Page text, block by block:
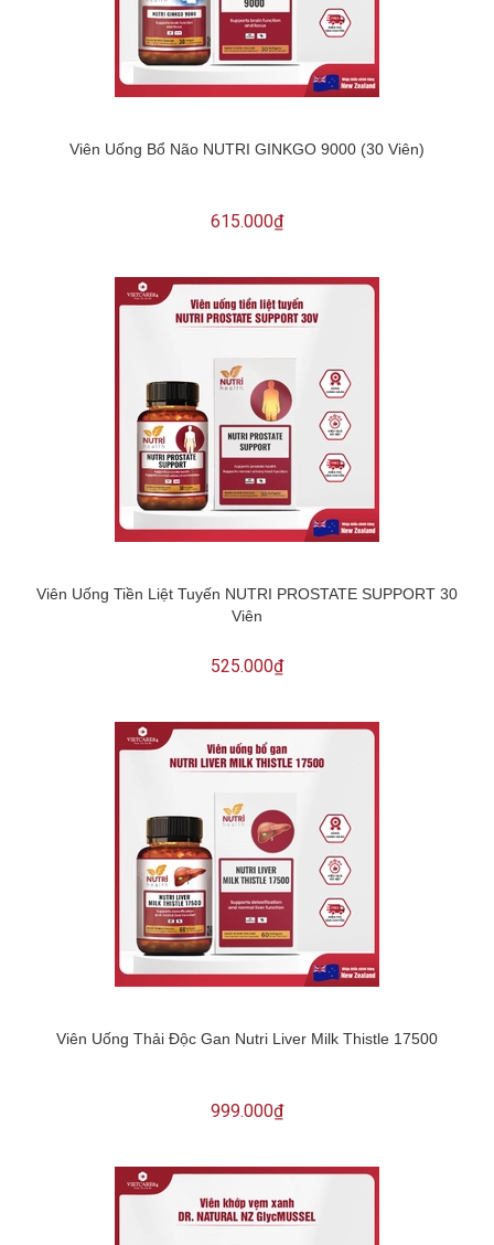
Viên Uống Bổ Não NUTRI GINKGO 9000 (30 Viên)
615.000₫
Viên Uống Tiền Liệt Tuyến NUTRI PROSTATE SUPPORT 30
Viên
525.000₫
Viên Uống Thải Độc Gan Nutri Liver Milk Thistle 17500
999.000₫